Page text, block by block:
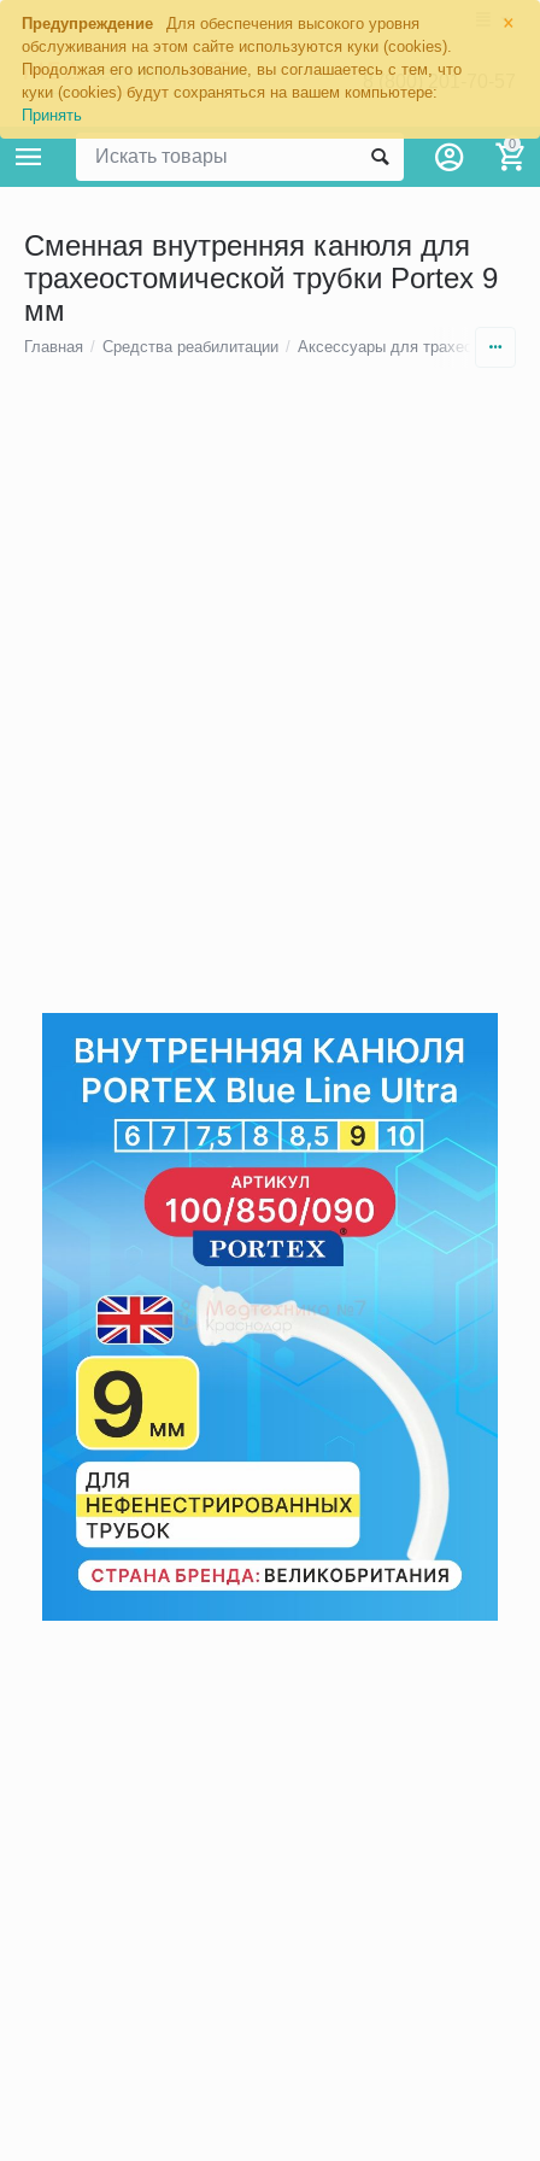
×
Предупреждение
Для обеспечения высокого уровня
обслуживания на этом сайте используются куки (cookies).
Продолжая его использование, вы соглашаетесь с тем, что
куки (cookies) будут сохраняться на вашем компьютере:
Принять
8 (800) 201-70-57
0
Сменная внутренняя канюля для
трахеостомической трубки Portex 9
мм
Главная / Средства реабилитации / Аксессуары для трахеостомы